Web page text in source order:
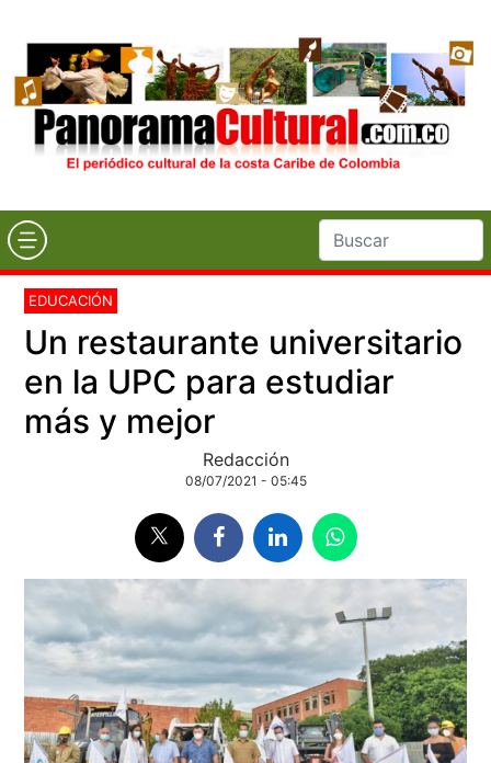
EDUCACIÓN
Un restaurante universitario
en la UPC para estudiar
más y mejor
Redacción
08/07/2021 - 05:45